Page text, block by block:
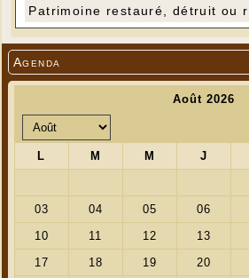
Agenda
Patrimoine restauré, détruit ou